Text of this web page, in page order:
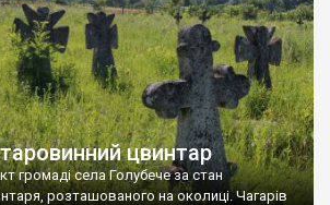
цвинтар
громаді села Голубече за стан
розташованого на околиці. Чагарів